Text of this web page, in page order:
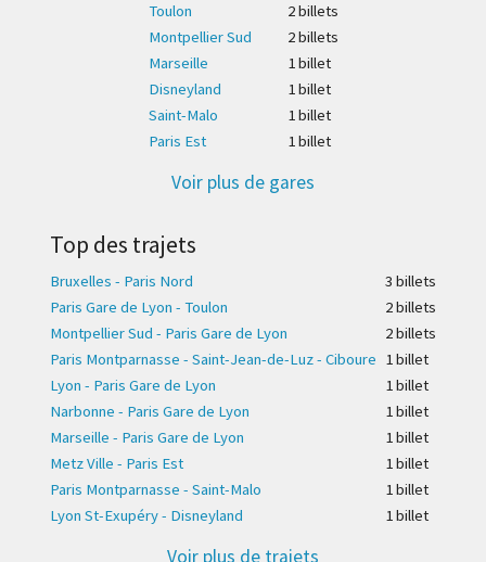
Toulon
2 billets
Montpellier Sud
2 billets
Marseille
1 billet
Disneyland
1 billet
Saint-Malo
1 billet
Paris Est
1 billet
Voir plus de gares
Top des trajets
Bruxelles - Paris Nord 3 billets
Paris Gare de Lyon - Toulon
2 billets
Montpellier Sud - Paris Gare de Lyon
2 billets
Paris Montparnasse - Saint-Jean-de-Luz - Ciboure 1 billet
Lyon - Paris Gare de Lyon
1 billet
Narbonne - Paris Gare de Lyon
1 billet
Marseille - Paris Gare de Lyon
1 billet
Metz Ville - Paris Est
1 billet
Paris Montparnasse - Saint-Malo
1 billet
Lyon St-Exupéry - Disneyland
1 billet
Voir plus de trajets